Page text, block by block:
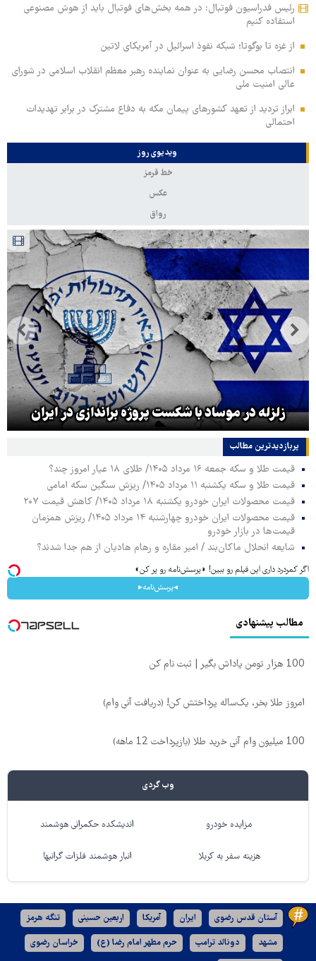
رئیس فدراسیون فوتبال: در همه بخش‌های فوتبال باید از هوش مصنوعی
استفاده کنیم
از غزه تا بوگوتا؛ شبکه نفوذ اسرائیل در آمریکای لاتین
انتصاب محسن رضایی به عنوان نماینده رهبر معظم انقلاب اسلامی در شورای
عالی امنیت ملی
ابراز تردید از تعهد کشورهای پیمان مکه به دفاع مشترک در برابر تهدیدات
احتمالی
ویدیوی روز
خط قرمز
عکس
رواق
زلزله در موساد با شکست پروژه براندازی در ایران
پربازدیدترین‌ مطالب
قیمت طلا و سکه جمعه ۱۶ مرداد ۱۴۰۵/ طلای ۱۸ عیار امروز چند؟
قیمت طلا و سکه یکشنبه ۱۱ مرداد ۱۴۰۵/ ریزش سنگین سکه امامی
قیمت محصولات ایران خودرو یکشنبه ۱۸ مرداد ۱۴۰۵/ کاهش قیمت ۲۰۷
قیمت محصولات ایران خودرو چهارشنبه ۱۴ مرداد ۱۴۰۵/ ریزش همزمان
قیمت‌ها در بازار خودرو
شایعه انحلال ماکان‌بند / امیر مقاره و رهام هادیان از هم جدا شدند؟
اگر کمردرد داری این فیلم رو ببین! ◗پرسش‌نامه رو پر کن◖
◂پرسش‌نامه▸
مطالب پیشنهادی
100 هزار تومن پاداش بگیر | ثبت نام کن
امروز طلا بخر، یک‌ساله پرداختش کن! (دریافت آنی وام)
100 میلیون وام آنی خرید طلا (بازپرداخت 12 ماهه)
وب گردی
مزایده خودرو اندیشکده حکمرانی هوشمند
هزینه سفر به کربلا انبار هوشمند فلزات گرانبها
آستان قدس رضوی ایران آمریکا اربعین حسینی تنگه هرمز
مشهد دونالد ترامپ حرم مطهر امام رضا (ع) خراسان رضوی